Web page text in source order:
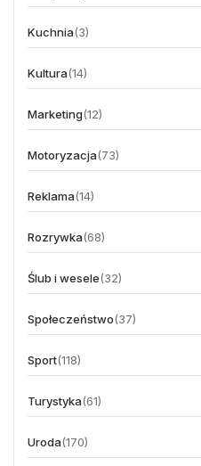
Kuchnia(3)
Kultura(14)
Marketing(12)
Motoryzacja(73)
Reklama(14)
Rozrywka(68)
Ślub i wesele(32)
Społeczeństwo(37)
Sport(118)
Turystyka(61)
Uroda(170)